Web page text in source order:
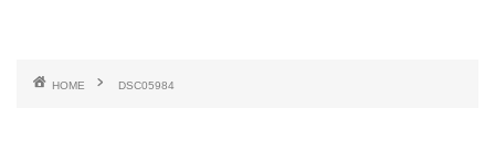
HOME DSC05984